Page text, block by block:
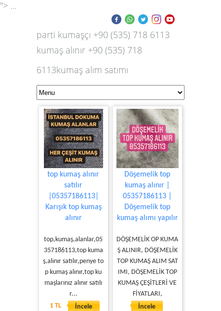
"> ...
parti kumaşçı +90 (535) 718 6113
kumaş alınır +90 (535) 718
6113kumaş alım satımı
top kumaş alınır
satılır
|05357186113|
Karışık top kumaş
alınır
top,kumaş,alanlar,05
357186113,top kuma
ş,alınır satılır,penye to
p kumaş alınır,top ku
maşlarınız alınır satılı
r...
1 TL
İncele
Döşemelik top
kumaş alınır |
05357186113 |
Döşemelik top
kumaş alımı yapılır
DÖŞEMELİK OP KUMA
Ş ALINIR, DÖŞEMELİK
TOP KUMAŞ ALIM SAT
IMI, DÖŞEMELİK TOP
KUMAŞ ÇEŞİTLERİ VE
FİYATLARI,
İncele